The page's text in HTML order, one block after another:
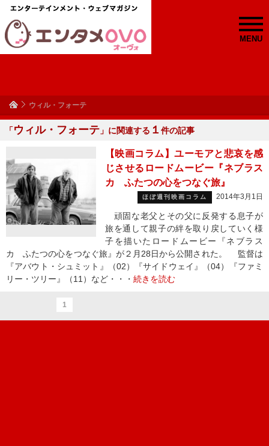
MENU
ウィル・フォーテ
「ウィル・フォーテ 」に関連する １ 件の記事
【映画コラム】ユーモアと悲哀を感
じさせるロードムービー『ネブラス
カ ふたつの心をつなぐ旅』
ほぼ週刊映画コラム 2014年3月1日
頑固な老父とその父に反発する息子が
旅を通して親子の絆を取り戻していく様
子を描いたロードムービー『ネブラス
カ ふたつの心をつなぐ旅』が２月28日から公開された。 監督は
『アバウト・シュミット』（02）『サイドウェイ』（04）『ファミ
リー・ツリー』（11）など・・・ 続きを読む
1